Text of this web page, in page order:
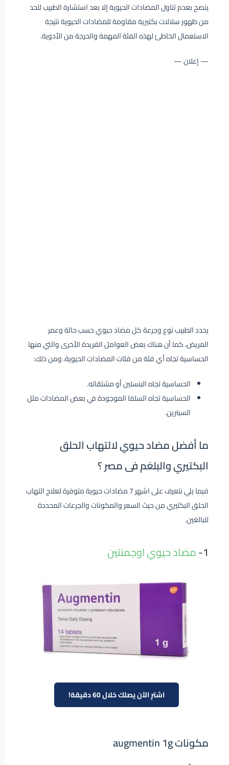
ينصح بعدم تناول المضادات الحيوية إلا بعد استشارة الطبيب للحد
من ظهور سلالات بكتيرية مقاومة للمضادات الحيوية نتيجة
الاستعمال الخاطئ لهذه الفئة المهمة والحرجة من الأدوية.
— إعلان —
يحدد الطبيب نوع وجرعة كل مضاد حيوي حسب حالة وعمر
المريض، كما أن هناك بعض العوامل الفريدة الأخرى والتي منها
الحساسية تجاه أي فئة من فئات المضادات الحيوية، ومن ذلك:
الحساسية تجاه البنسلين أو مشتقاته.
الحساسية تجاه السلفا الموجودة في بعض المضادات مثل
السبترين.
ما أفضل مضاد حيوي لالتهاب الحلق
البكتيري والبلغم فى مصر ؟
فيما يلي نتعرف على اشهر 7 مضادات حيوية متوفرة لعلاج التهاب
الحلق البكتيري من حيث السعر والمكونات والجرعات المحددة
للبالغين.
1- مضاد حيوي اوجمنتين
اشترِ الآن يصلك خلال 60 دقيقة!
مكونات augmentin 1g